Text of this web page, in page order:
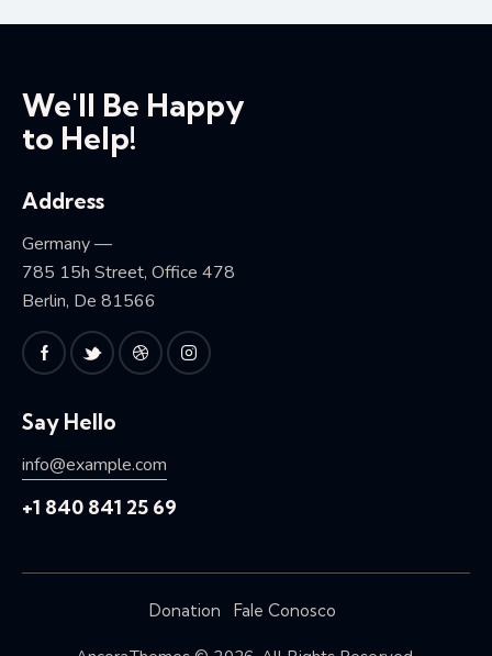
We'll Be Happy
to Help!
Address
Germany —
785 15h Street, Office 478
Berlin, De 81566
Say Hello
info@example.com
+1 840 841 25 69
Donation Fale Conosco